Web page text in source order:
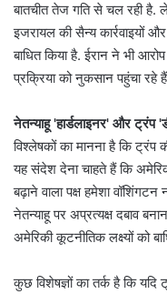
बातचीत तेज गति से चल रही है.
इजरायल की सैन्य कार्रवाइयों
बाधित किया है. ईरान ने भी
प्रक्रिया को नुकसान पहुंचा रहे
नेतन्याहू 'हार्डलाइनर' और ट्रंप
विश्लेषकों का मानना है कि ट्रंप
यह संदेश देना चाहते हैं कि
बढ़ाने वाला पक्ष हमेशा
नेतन्याहू पर अप्रत्यक्ष दबाव
अमेरिकी कूटनीतिक लक्ष्यों को
कुछ विशेषज्ञों का तर्क है कि